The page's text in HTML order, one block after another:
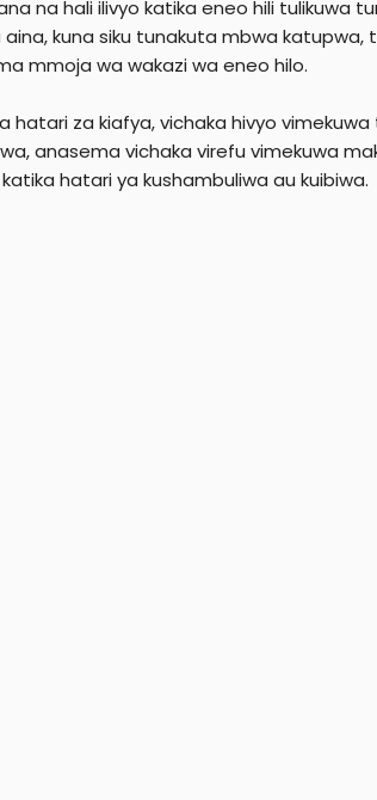
na hali ilivyo katika eneo hili
aina, kuna siku tunakuta mbwa
mmoja wa wakazi wa eneo hilo.
hatari za kiafya, vichaka hivyo
anasema vichaka virefu vimekuwa
hatari ya kushambuliwa au kuibiwa.